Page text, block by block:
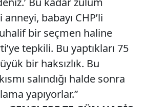
babayı CHP’li
bir seçmen haline
tepkili. Bu yaptıkları 75
bir haksızlık. Bu
salındığı halde sonra
yapıyorlar.”